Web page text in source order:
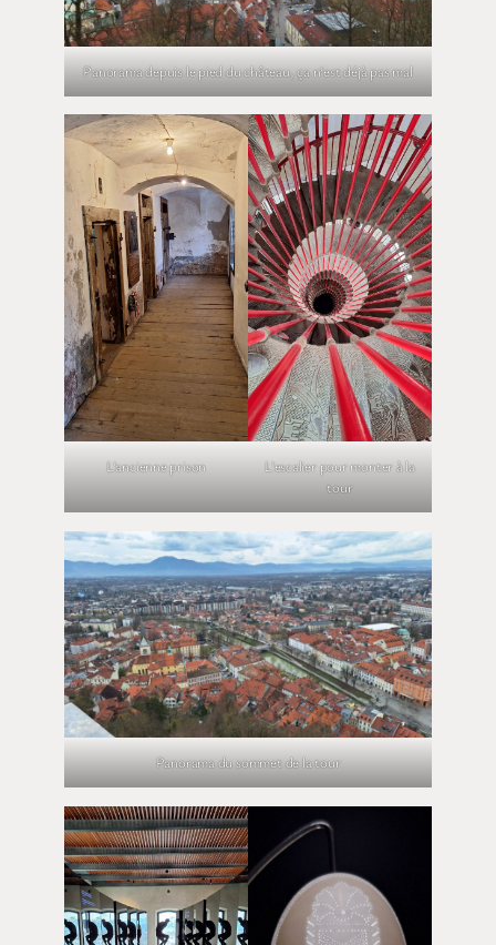
Panorama depuis le pied du château, ça n’est déjà pas mal
L’ancienne prison
L’escalier pour monter à la
tour
Panorama du sommet de la tour